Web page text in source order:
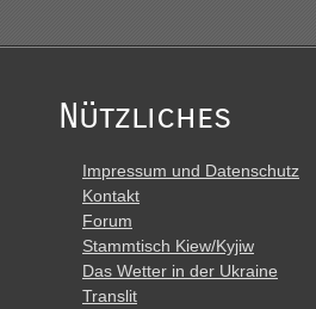
Nützliches
Impressum und Datenschutz
Kontakt
Forum
Stammtisch Kiew/Kyjiw
Das Wetter in der Ukraine
Translit